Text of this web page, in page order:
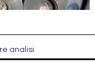
analisi